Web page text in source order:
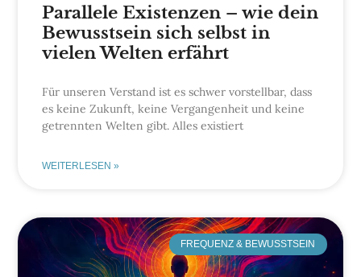
Parallele Existenzen – wie dein
Bewusstsein sich selbst in
vielen Welten erfährt
Für unseren Verstand ist es schwer vorstellbar, dass
es keine Zukunft, keine Vergangenheit und keine
getrennten Welten gibt. Alles existiert
WEITERLESEN »
FREQUENZ & BEWUSSTSEIN